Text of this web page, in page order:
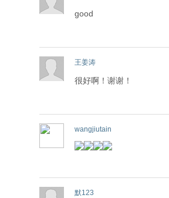
good
王姜涛
很好啊！谢谢！
wangjiutain
默123